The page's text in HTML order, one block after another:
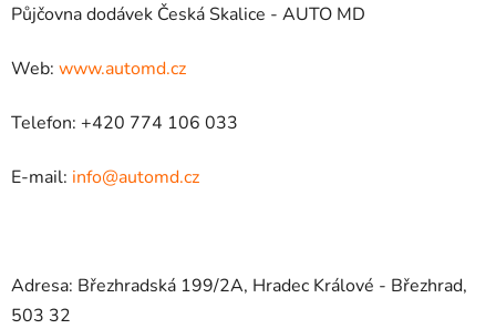
Půjčovna dodávek Česká Skalice - AUTO MD
Web: www.automd.cz
Telefon: +420 774 106 033
E-mail: info@automd.cz
Adresa: Březhradská 199/2A, Hradec Králové - Březhrad,
503 32